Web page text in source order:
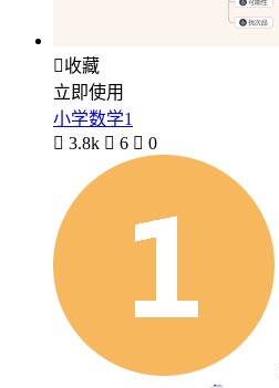
收藏
立即使用
小学数学1
 3.8k  6  0